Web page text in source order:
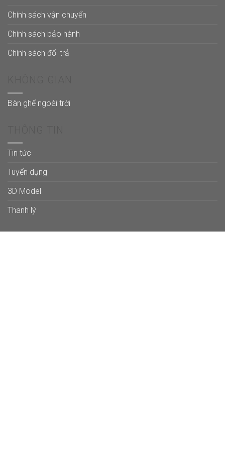
Chính sách vận chuyển
Chính sách bảo hành
Chính sách đổi trả
Bàn ghế ngoài trời
Tin tức
Tuyển dụng
3D Model
Thanh lý